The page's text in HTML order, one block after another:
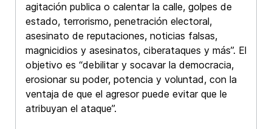
agitación publica o calentar la calle, golpes de
estado, terrorismo, penetración electoral,
asesinato de reputaciones, noticias falsas,
magnicidios y asesinatos, ciberataques y más”. El
objetivo es “debilitar y socavar la democracia,
erosionar su poder, potencia y voluntad, con la
ventaja de que el agresor puede evitar que le
atribuyan el ataque”.